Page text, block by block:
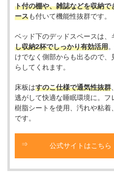
ト付の棚や、雑誌などを収納
ースも付いて機能性抜群です。
ベッド下のデッドスペースは、
し収納2杯でしっかり有効活用
けでなく側部からも出るので
らしてくれます。
床板はすのこ仕様で通気性抜群
逃がして快適な睡眠環境に。
樹脂シートを使用、汚れや粘
です。
公式サイトはこちら